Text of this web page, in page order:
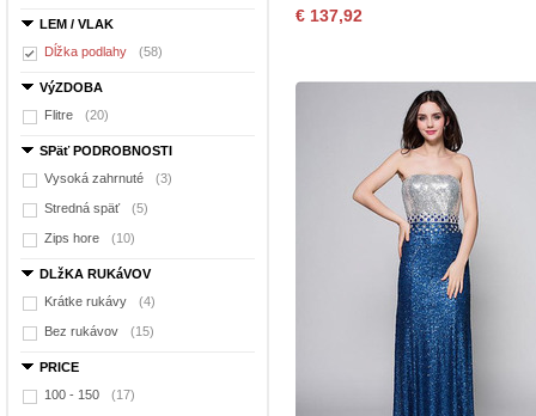
LEM / VLAK
Dĺžka podlahy
(58)
VýZDOBA
Flitre
(20)
SPäť PODROBNOSTI
Vysoká zahrnuté
(3)
Stredná späť (5)
Zips hore (10)
DLžKA RUKáVOV
Krátke rukávy
(4)
Bez rukávov (15)
PRICE
100 - 150
(17)
€ 137,92